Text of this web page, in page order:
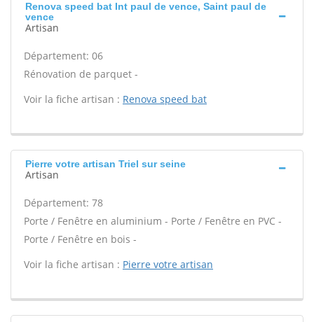
Renova speed bat Int paul de vence, Saint paul de
vence
Artisan
Département: 06
Rénovation de parquet -
Voir la fiche artisan : Renova speed bat
Pierre votre artisan Triel sur seine
Artisan
Département: 78
Porte / Fenêtre en aluminium - Porte / Fenêtre en PVC -
Porte / Fenêtre en bois -
Voir la fiche artisan : Pierre votre artisan